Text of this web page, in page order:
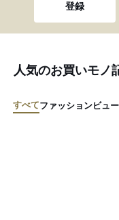
登録
人気のお買いモノ
すべてファッションビュ